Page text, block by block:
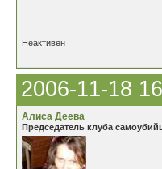
Неактивен
2006-11-18
Алиса Деева
Председатель клуба